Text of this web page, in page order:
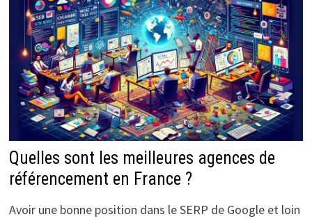
Quelles sont les meilleures agences de
référencement en France ?
Avoir une bonne position dans le SERP de Google et loin